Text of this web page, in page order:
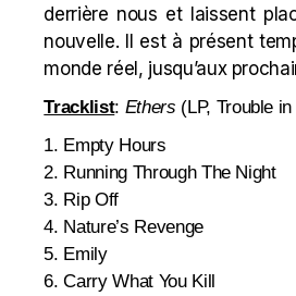
derrière nous et laissent
nouvelle. Il est à présent
monde réel, jusqu’aux
Tracklist: Ethers (LP, Trouble
1. Empty Hours
2. Running Through The Night
3. Rip Off
4. Nature’s Revenge
5. Emily
6. Carry What You Kill